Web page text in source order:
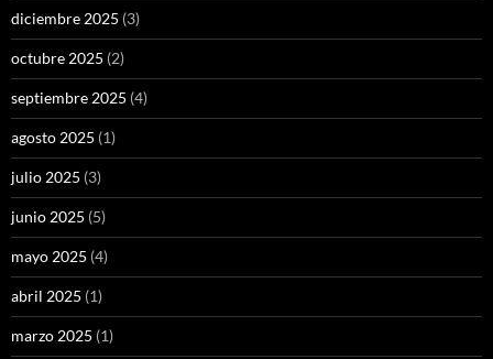
diciembre 2025 (3)
octubre 2025 (2)
septiembre 2025 (4)
agosto 2025 (1)
julio 2025 (3)
junio 2025 (5)
mayo 2025 (4)
abril 2025 (1)
marzo 2025 (1)